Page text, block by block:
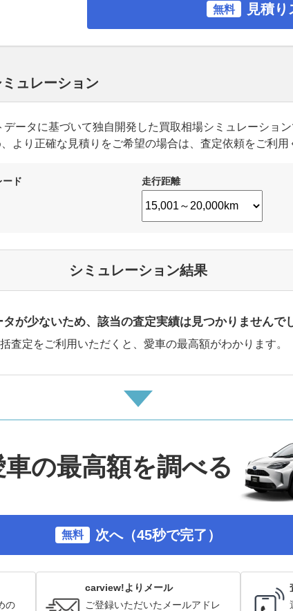
無料 見積
ュレーション
ータに基づいて独自開発した買取相場シミュレーショ
より正確な見積りをご希望の場合は、査定依頼をご利用
ード 走行距離
シミュレーション結果
タが少ないため、該当の査定実績は見つかりませんで
査定をご利用いただくと、愛車の最高額がわかります。
の最高額を調べる
無料 次へ（45秒で完了）
の
carview!よりメール
ご登録いただいたメールアドレ